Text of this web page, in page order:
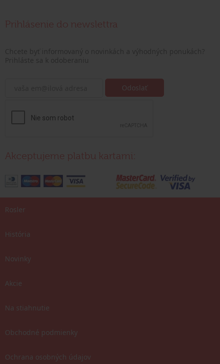
Prihlásenie do newslettra
Akceptujeme platbu kartami:
Rosler
História
Novinky
Akcie
Na stiahnutie
Obchodné podmienky
Ochrana osobných údajov